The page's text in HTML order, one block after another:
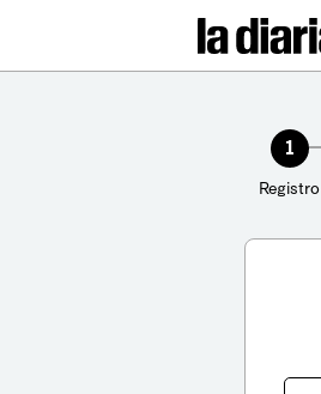
1
Registro